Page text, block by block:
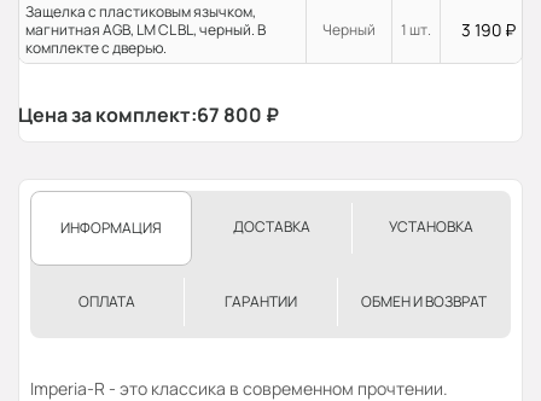
Защелка с пластиковым язычком,
магнитная AGB, LM CL BL, черный. В
комплекте с дверью.
Черный 1 шт. 3 190 ₽
Цена за комплект:67 800 ₽
ИНФОРМАЦИЯ ДОСТАВКА УСТАНОВКА
ОПЛАТА ГАРАНТИИ ОБМЕН И ВОЗВРАТ
Imperia-R - это классика в современном прочтении.